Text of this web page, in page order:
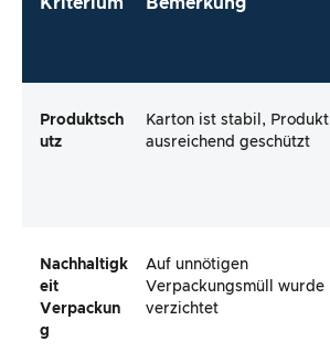
Produktsch
utz
Karton ist stabil, Produkt
ausreichend geschützt
Nachhaltigk
eit
Verpackun
g
Auf unnötigen
Verpackungsmüll wurde
verzichtet